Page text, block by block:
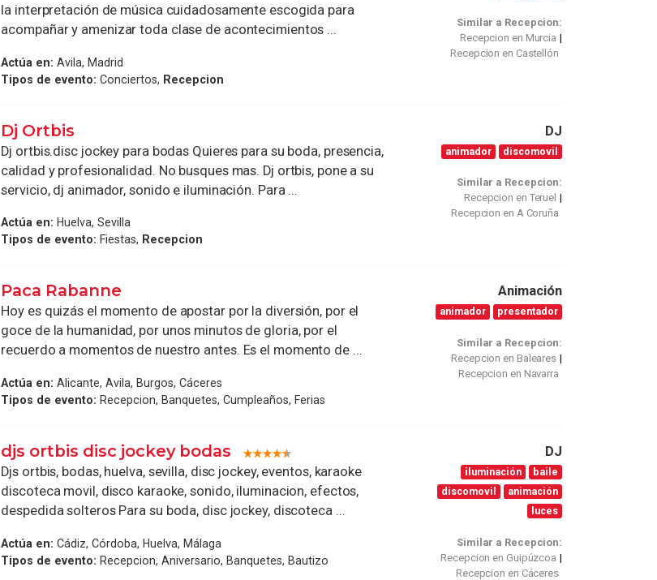
la interpretación de música cuidadosamente escogida para
acompañar y amenizar toda clase de acontecimientos ...
Actúa en: Avila, Madrid
Tipos de evento: Conciertos, Recepcion
Similar a Recepcion:
Recepcion en Murcia
Recepcion en Castellón
Dj Ortbis
Dj ortbis.disc jockey para bodas Quieres para su boda, presencia,
calidad y profesionalidad. No busques mas. Dj ortbis, pone a su
servicio, dj animador, sonido e iluminación. Para ...
Actúa en: Huelva, Sevilla
Tipos de evento: Fiestas, Recepcion
DJ
animador discomovil
Similar a Recepcion:
Recepcion en Teruel
Recepcion en A Coruña
Paca Rabanne
Hoy es quizás el momento de apostar por la diversión, por el
goce de la humanidad, por unos minutos de gloria, por el
recuerdo a momentos de nuestro antes. Es el momento de ...
Actúa en: Alicante, Avila, Burgos, Cáceres
Tipos de evento: Recepcion, Banquetes, Cumpleaños, Ferias
Animación
animador presentador
Similar a Recepcion:
Recepcion en Baleares
Recepcion en Navarra
djs ortbis disc jockey bodas
Djs ortbis, bodas, huelva, sevilla, disc jockey, eventos, karaoke
discoteca movil, disco karaoke, sonido, iluminacion, efectos,
despedida solteros Para su boda, disc jockey, discoteca ...
Actúa en: Cádiz, Córdoba, Huelva, Málaga
Tipos de evento: Recepcion, Aniversario, Banquetes, Bautizo
DJ
iluminación
baile
discomovil
animación
luces
Similar a Recepcion:
Recepcion en Guipúzcoa
Recepcion en Cáceres